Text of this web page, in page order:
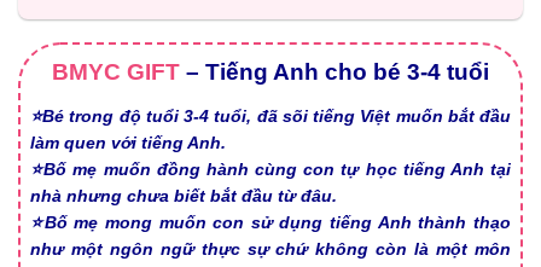
BMYC GIFT – Tiếng Anh cho bé 3-4 tuổi
⭐Bé trong độ tuổi 3-4 tuổi, đã sõi tiếng Việt muốn bắt đầu
làm quen với tiếng Anh.
⭐Bố mẹ muốn đồng hành cùng con tự học tiếng Anh tại
nhà nhưng chưa biết bắt đầu từ đâu.
⭐Bố mẹ mong muốn con sử dụng tiếng Anh thành thạo
như một ngôn ngữ thực sự chứ không còn là một môn